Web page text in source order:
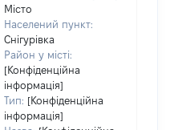
Місто
Населений пункт:
Снігурівка
Район у місті:
[Конфіденційна
інформація]
Тип: [Конфіденційна
інформація]